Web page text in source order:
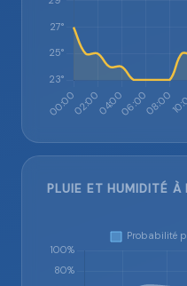
PLUIE ET HUMIDITÉ À